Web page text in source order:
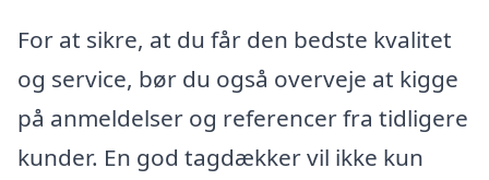
For at sikre, at du får den bedste kvalitet
og service, bør du også overveje at kigge
på anmeldelser og referencer fra tidligere
kunder. En god tagdækker vil ikke kun